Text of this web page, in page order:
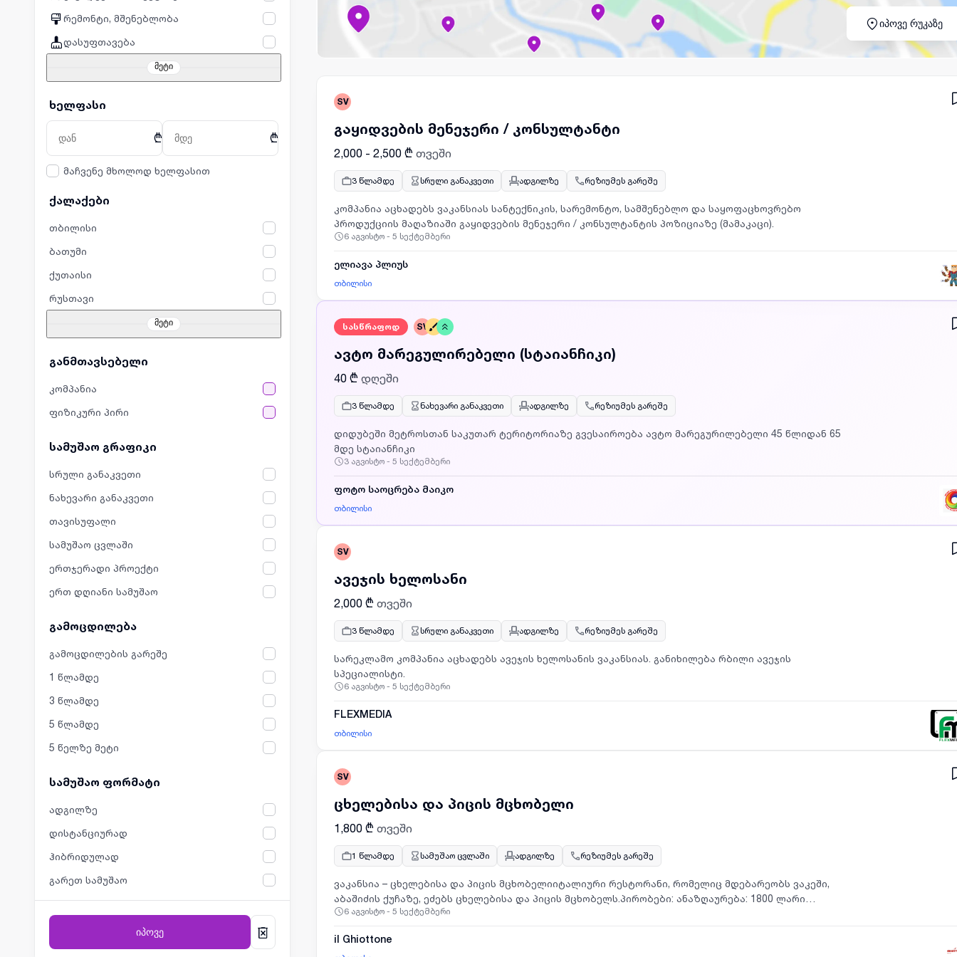
რემონტი, მშენებლობა
დასუფთავება
მეტი
ხელფასი
₾ ₾
მაჩვენე მხოლოდ ხელფასით
ქალაქები
თბილისი
ბათუმი
ქუთაისი
რუსთავი
მეტი
განმთავსებელი
კომპანია
ფიზიკური პირი
სამუშაო გრაფიკი
სრული განაკვეთი
ნახევარი განაკვეთი
თავისუფალი
სამუშაო ცვლაში
ერთჯერადი პროექტი
ერთ დღიანი სამუშაო
გამოცდილება
გამოცდილების გარეშე
1 წლამდე
3 წლამდე
5 წლამდე
5 წელზე მეტი
სამუშაო ფორმატი
ადგილზე
დისტანციურად
ჰიბრიდულად
გარეთ სამუშაო
იპოვე
იპოვე რუკაზე
SV
გაყიდვების მენეჯერი / კონსულტანტი
2,000 - 2,500 ₾ თვეში
3 წლამდე სრული განაკვეთი ადგილზე რეზიუმეს გარეშე
კომპანია აცხადებს ვაკანსიას სანტექნიკის, სარემონტო, სამშენებლო და საყოფაცხოვრებო
პროდუქციის მაღაზიაში გაყიდვების მენეჯერი / კონსულტანტის პოზიციაზე (მამაკაცი).
6 აგვისტო - 5 სექტემბერი
ელიავა პლიუს
თბილისი
სასწრაფოდ SV
ავტო მარეგულირებელი (სტაიანჩიკი)
40 ₾ დღეში
3 წლამდე ნახევარი განაკვეთი ადგილზე რეზიუმეს გარეშე
დიდუბეში მეტროსთან საკუთარ ტერიტორიაზე გვესაიროება ავტო მარეგურილებელი 45 წლიდან 65
მდე სტაიანჩიკი
3 აგვისტო - 5 სექტემბერი
ფოტო საოცრება მაიკო
თბილისი
SV
ავეჯის ხელოსანი
2,000 ₾ თვეში
3 წლამდე სრული განაკვეთი ადგილზე რეზიუმეს გარეშე
სარეკლამო კომპანია აცხადებს ავეჯის ხელოსანის ვაკანსიას. განიხილება რბილი ავეჯის
სპეციალისტი.
6 აგვისტო - 5 სექტემბერი
FLEXMEDIA
თბილისი
SV
ცხელებისა და პიცის მცხობელი
1,800 ₾ თვეში
1 წლამდე სამუშაო ცვლაში ადგილზე რეზიუმეს გარეშე
ვაკანსია – ცხელებისა და პიცის მცხობელიიტალიური რესტორანი, რომელიც მდებარეობს ვაკეში,
აბაშიძის ქუჩაზე, ეძებს ცხელებისა და პიცის მცხობელს.პირობები: ანაზღაურება: 1800 ლარი
სამუშაო გრაფიკი: 2/2 11:00 -23:00 ხელფასი ირიცხება პირად საბანკო ანგარიშზე, თვეში
გამოცდილება.დაინტერესების შემთხვევაში დაგვიკავშირდით ნომერზე.
6 აგვისტო - 5 სექტემბერი
il Ghiottone